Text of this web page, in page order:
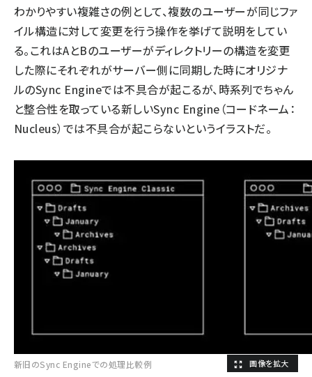
わかりやすい複雑さの例として、複数のユーザーが同じファ
イル構造に対して変更を行う操作を挙げて説明をしてい
る。これはAとBのユーザーがディレクトリーの構造を変更
した際にそれぞれがサーバー側に同期した時にオリジナ
ルのSync Engineでは不具合が起こるが、時系列でちゃん
と整合性を取っている新しいSync Engine（コードネーム：
Nucleus）では不具合が起こらないというイラストだ。
新旧のSync Engineでの処理比較例